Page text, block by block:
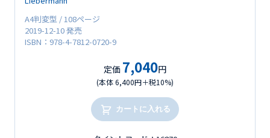
A4判変型 / 108ページ
2019-12-10 発売
ISBN：978-4-7812-0720-9
定価 7,040円
(本体 6,400円＋税10%)
カートに入れる